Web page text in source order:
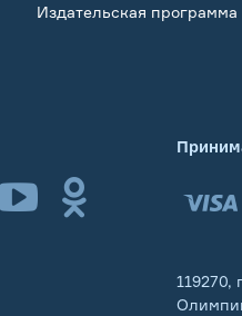
Издательская программа
119270,